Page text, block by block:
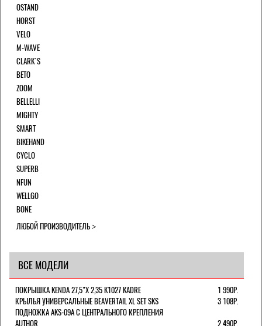
OSTAND
HORST
VELO
M-WAVE
CLARK`S
BETO
ZOOM
BELLELLI
MIGHTY
SMART
BIKEHAND
CYCLO
SUPERB
NFUN
WELLGO
BONE
ЛЮБОЙ ПРОИЗВОДИТЕЛЬ
ВСЕ МОДЕЛИ
ПОКРЫШКА KENDA 27,5"Х 2,35 K1027 KADRE
1 990Р.
КРЫЛЬЯ УНИВЕРСАЛЬНЫЕ BEAVERTAIL XL SET SKS
3 108Р.
ПОДНОЖКА AKS-09A C ЦЕНТРАЛЬНОГО КРЕПЛЕНИЯ
AUTHOR
2 490Р.